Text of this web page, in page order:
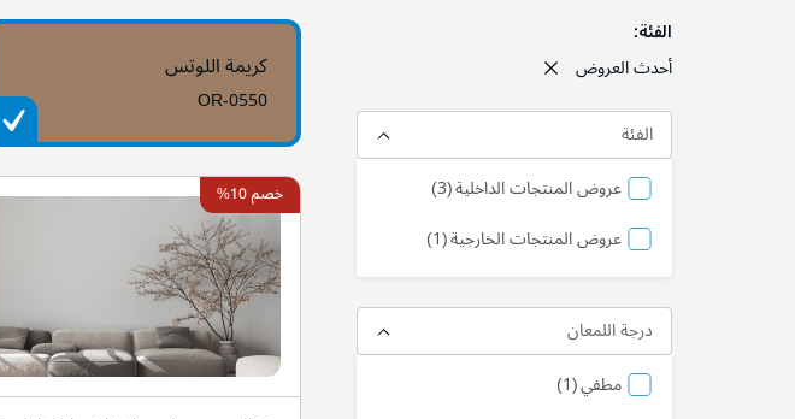
كريمة اللوتس
OR-0550
خصم 10%
الفئة
أحدث العروض
الفئة
عروض المنتجات الداخلية 3منتج
عروض المنتجات الخارجية 1منتج
درجة اللمعان
مطفي 1منتج